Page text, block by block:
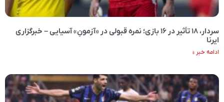
سردار، ۱۸ تأثیر در ۱۶ بازی؛ نمره قبولی در «آزمونِ» آسیایی – خبرگزاری
ایرنا
ادامه خبر »